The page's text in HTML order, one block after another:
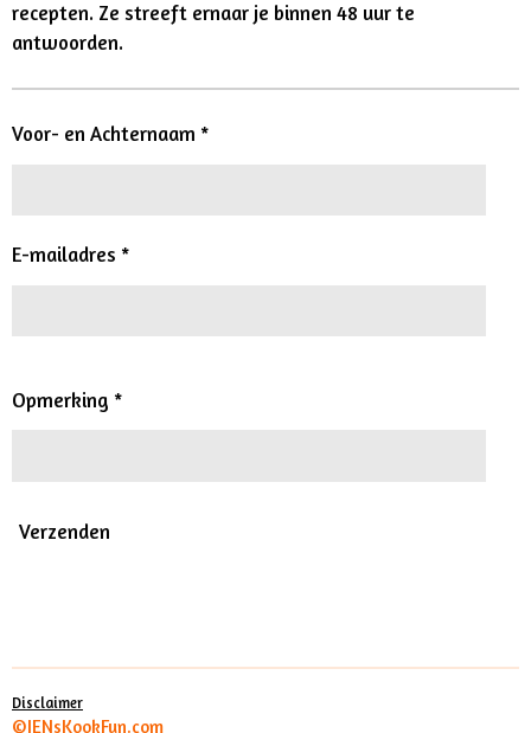
recepten. Ze streeft ernaar je binnen 48 uur te
antwoorden.
Voor- en Achternaam *
E-mailadres *
Opmerking *
Verzenden
Disclaimer
©JENsKookFun.com